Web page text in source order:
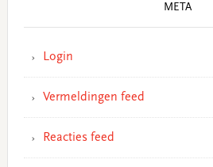
META
Login
Vermeldingen feed
Reacties feed